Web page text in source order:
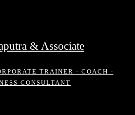
& Associate
TRAINER - COACH -
CONSULTANT